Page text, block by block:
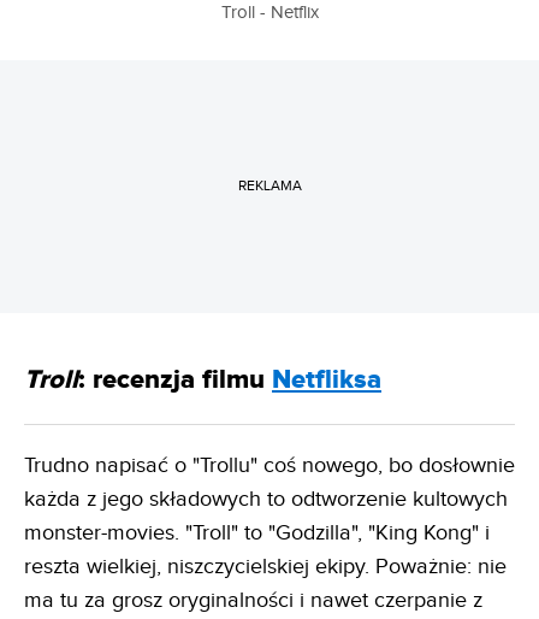
Troll - Netflix
REKLAMA
Troll: recenzja filmu Netfliksa
Trudno napisać o "Trollu" coś nowego, bo dosłownie
każda z jego składowych to odtworzenie kultowych
monster-movies. "Troll" to "Godzilla", "King Kong" i
reszta wielkiej, niszczycielskiej ekipy. Poważnie: nie
ma tu za grosz oryginalności i nawet czerpanie z